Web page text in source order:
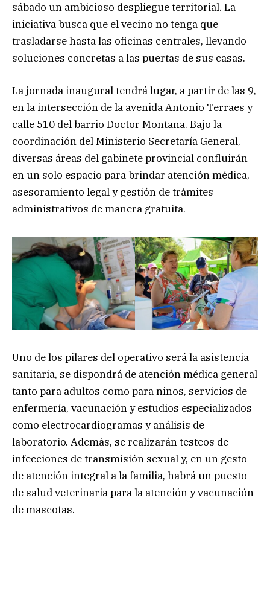
sábado un ambicioso despliegue territorial. La
iniciativa busca que el vecino no tenga que
trasladarse hasta las oficinas centrales, llevando
soluciones concretas a las puertas de sus casas.
La jornada inaugural tendrá lugar, a partir de las 9,
en la intersección de la avenida Antonio Terraes y
calle 510 del barrio Doctor Montaña. Bajo la
coordinación del Ministerio Secretaría General,
diversas áreas del gabinete provincial confluirán
en un solo espacio para brindar atención médica,
asesoramiento legal y gestión de trámites
administrativos de manera gratuita.
Uno de los pilares del operativo será la asistencia
sanitaria, se dispondrá de atención médica general
tanto para adultos como para niños, servicios de
enfermería, vacunación y estudios especializados
como electrocardiogramas y análisis de
laboratorio. Además, se realizarán testeos de
infecciones de transmisión sexual y, en un gesto
de atención integral a la familia, habrá un puesto
de salud veterinaria para la atención y vacunación
de mascotas.